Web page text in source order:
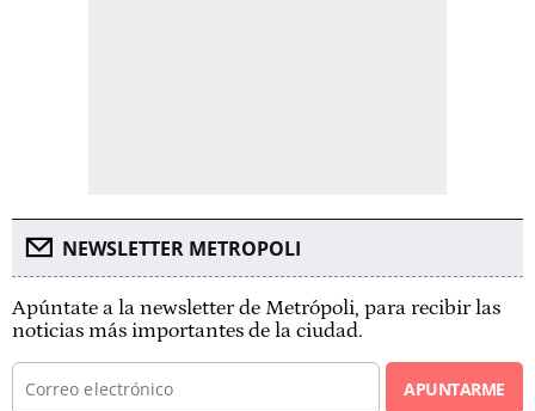
NEWSLETTER METROPOLI
Apúntate a la newsletter de Metrópoli, para recibir las
noticias más importantes de la ciudad.
APUNTARME